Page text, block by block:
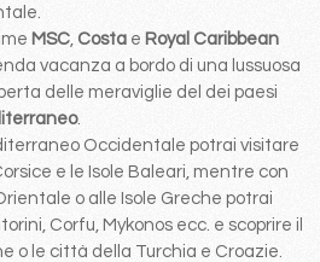
MSC, Costa e Royal Caribbean
vacanza a bordo di una lussuosa
delle meraviglie del dei paesi
.
Occidentale potrai visitare
e le Isole Baleari, mentre con
o alle Isole Greche potrai
Corfu, Mykonos ecc. e scoprire il
o le città della Turchia e Croazie.